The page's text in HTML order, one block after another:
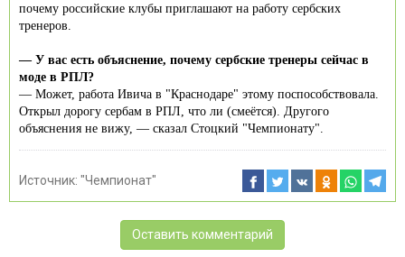
почему российские клубы приглашают на работу сербских
тренеров.
— У вас есть объяснение, почему сербские тренеры сейчас в
моде в РПЛ?
— Может, работа Ивича в "Краснодаре" этому поспособствовала.
Открыл дорогу сербам в РПЛ, что ли (смеётся). Другого
объяснения не вижу, — сказал Стоцкий "Чемпионату".
Источник: "Чемпионат"
Оставить комментарий